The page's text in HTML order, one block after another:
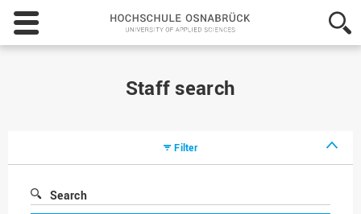
Hochschule
Osnabrück
-
Staff search
Filter
Search